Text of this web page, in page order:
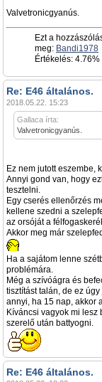
Valvetronicgyanús.
Ezt a
meg: Bandi1978
Értékelés: 4.76%
Re: E46 általános.
2018.05.22. 15:23
Gallaca írta:
Valvetronicgyanús.
Ez nem jutott eszembe,
Annyi gond van, hogy
tesztelni.
Egy cserés ellenőrzés
kellene szedni a
az orsóját a
Akkor meg már
Ha a sajátom lenne
problémára.
Még a szívóágra és
tisztítást talán, de ez
annyi, ha 15 nap, akkor
Kíváncsi vagyok mi
szerelő után battyogni.
Re: E46 általános.